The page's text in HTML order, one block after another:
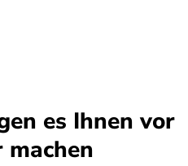
es Ihnen vor